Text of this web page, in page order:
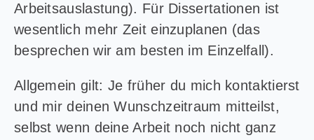
Arbeitsauslastung). Für Dissertationen ist
wesentlich mehr Zeit einzuplanen (das
besprechen wir am besten im Einzelfall).
Allgemein gilt: Je früher du mich kontaktierst
und mir deinen Wunschzeitraum mitteilst,
selbst wenn deine Arbeit noch nicht ganz